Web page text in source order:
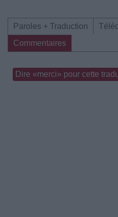
Paroles + Traduction
Commentaires
Dire «merci» pour cette